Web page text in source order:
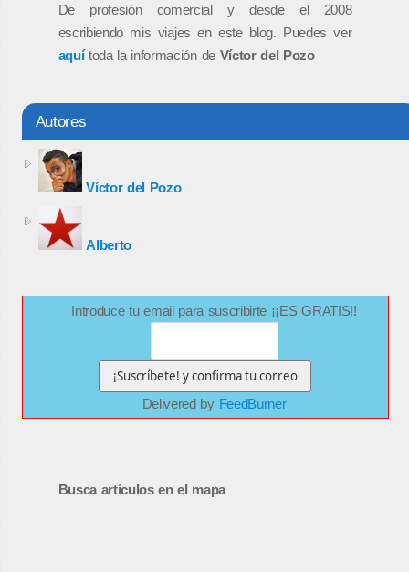
De profesión comercial y desde el 2008
escribiendo mis viajes en este blog. Puedes ver
aquítoda la información de Víctor del Pozo
Autores
Víctor del Pozo
Alberto
Introduce tu email para suscribirte ¡¡ES GRATIS!!
Delivered by FeedBurner
Busca artículos en el mapa